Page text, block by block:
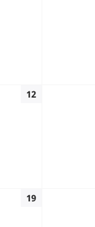
12
19